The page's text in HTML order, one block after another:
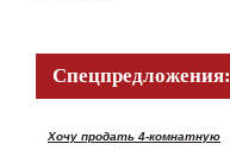
Спецпредложения:
Хочу продать 4-комнатную